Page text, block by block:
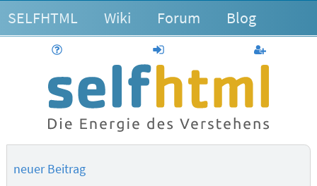
SELFHTML Wiki Forum Blog
anmelden
neuer Beitrag